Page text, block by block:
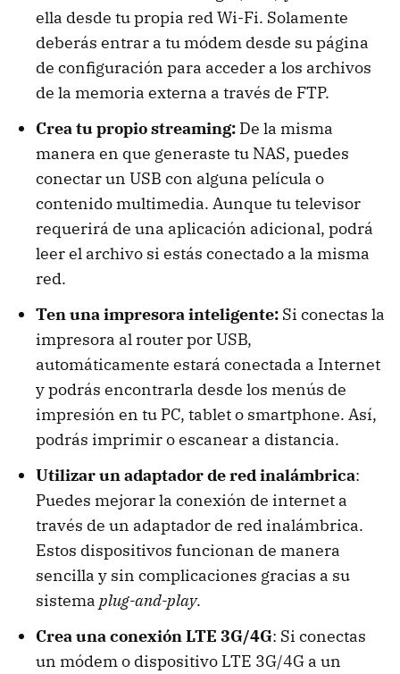
ella desde tu propia red Wi-Fi. Solamente
deberás entrar a tu módem desde su página
de configuración para acceder a los archivos
de la memoria externa a través de FTP.
Crea tu propio streaming: De la misma
manera en que generaste tu NAS, puedes
conectar un USB con alguna película o
contenido multimedia. Aunque tu televisor
requerirá de una aplicación adicional, podrá
leer el archivo si estás conectado a la misma
red.
Ten una impresora inteligente: Si conectas la
impresora al router por USB,
automáticamente estará conectada a Internet
y podrás encontrarla desde los menús de
impresión en tu PC, tablet o smartphone. Así,
podrás imprimir o escanear a distancia.
Utilizar un adaptador de red inalámbrica:
Puedes mejorar la conexión de internet a
través de un adaptador de red inalámbrica.
Estos dispositivos funcionan de manera
sencilla y sin complicaciones gracias a su
sistema plug-and-play.
Crea una conexión LTE 3G/4G: Si conectas
un módem o dispositivo LTE 3G/4G a un